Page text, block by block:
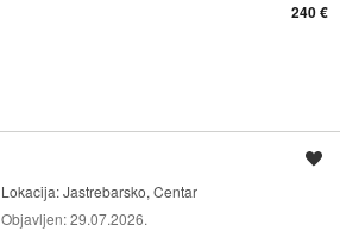
240 €
Lokacija:Jastrebarsko, Centar
Objavljen:29.07.2026.